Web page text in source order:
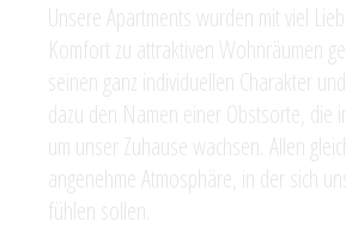
Unsere Apartments wurden mit viel
Komfort zu attraktiven Wohnräumen
seinen ganz individuellen Charakter
dazu den Namen einer Obstsorte, die
um unser Zuhause wachsen. Allen
angenehme Atmosphäre, in der sich
fühlen sollen.